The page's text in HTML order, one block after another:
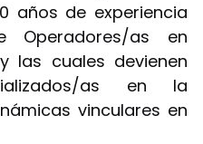
años de experiencia
as en
las cuales devienen
as en la
vinculares en